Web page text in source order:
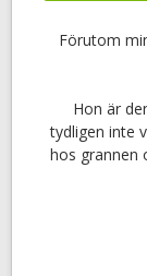
Förutom
Hon är
tydligen inte
hos grannen